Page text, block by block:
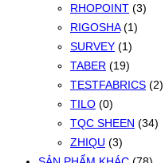
RHOPOINT (3)
RIGOSHA (1)
SURVEY (1)
TABER (19)
TESTFABRICS (2)
TILO (0)
TQC SHEEN (34)
ZHIQU (3)